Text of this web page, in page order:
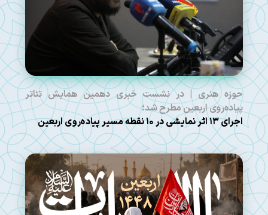
حوزه هنری | در نشست خبری دهمین همایش تئاتر
پیاده‌روی اربعین مطرح شد؛
اجرای ۱۳ اثر نمایشی در ۱۰ نقطه مسیر پیاده‌روی اربعین